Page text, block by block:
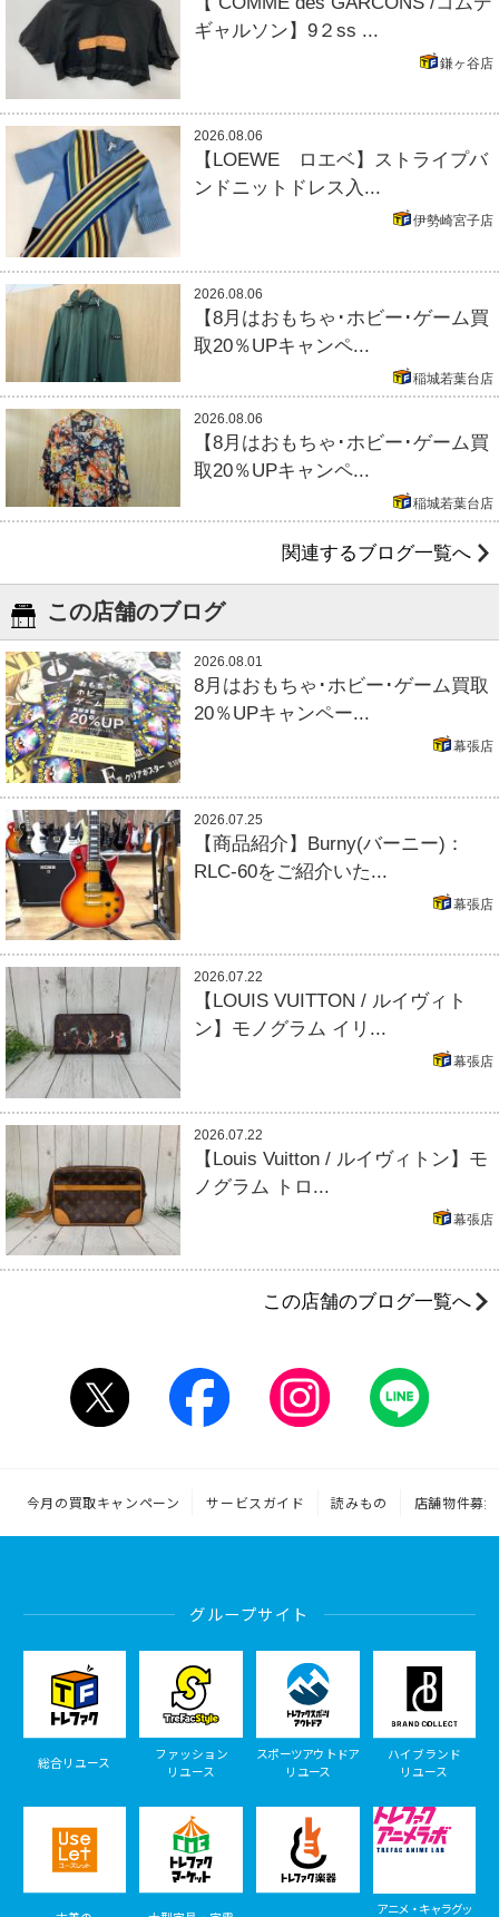
ギャルソン】9２ss ...
鎌ヶ谷店
2026.08.06
【LOEWE ロエベ】ストライプバ
ンドニットドレス入...
伊勢崎宮子店
2026.08.06
【8月はおもちゃ･ホビー･ゲーム買
取20％UPキャンペ...
稲城若葉台店
2026.08.06
【8月はおもちゃ･ホビー･ゲーム買
取20％UPキャンペ...
稲城若葉台店
関連するブログ一覧へ
この店舗のブログ
2026.08.01
8月はおもちゃ･ホビー･ゲーム買取
20％UPキャンペー...
幕張店
2026.07.25
【商品紹介】Burny(バーニー)：
RLC-60をご紹介いた...
幕張店
2026.07.22
【LOUIS VUITTON / ルイヴィト
ン】モノグラム イリ...
幕張店
2026.07.22
【Louis Vuitton / ルイヴィトン】モ
ノグラム トロ...
幕張店
この店舗のブログ一覧へ
今月の買取キャンペーン サービスガイド 読みもの 店舗物件募集
グループサイト
総合リユース
ファッション
リユース
スポーツアウトドア
リユース
ハイブランド
リユース
アニメ・キャラグッ